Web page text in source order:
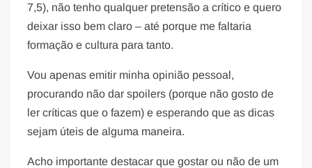
7,5), não tenho qualquer pretensão a crítico e quero
deixar isso bem claro – até porque me faltaria
formação e cultura para tanto.
Vou apenas emitir minha opinião pessoal,
procurando não dar spoilers (porque não gosto de
ler críticas que o fazem) e esperando que as dicas
sejam úteis de alguma maneira.
Acho importante destacar que gostar ou não de um